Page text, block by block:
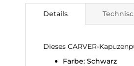
der
Bildgalerie
Details
Dieses CARVER-
Farbe: Schwarz